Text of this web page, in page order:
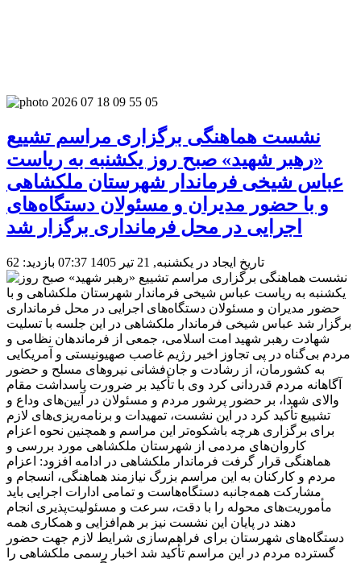
نشست هماهنگی برگزاری مراسم تشییع
«رهبر شهید» صبح روز یکشنبه به ریاست
عباس شیخی فرماندار شهرستان ملکشاهی
و با حضور مدیران و مسئولان دستگاه‌های
اجرایی در محل فرمانداری برگزار شد
تاریخ ایجاد در یکشنبه, 21 تیر 1405 07:37 بازدید: 62